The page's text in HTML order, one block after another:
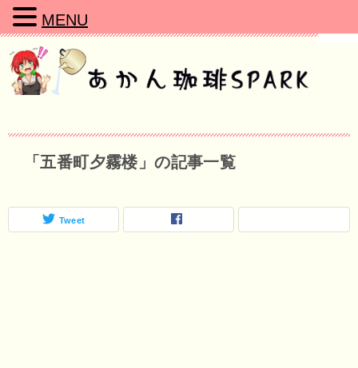
「五番町夕霧楼」の記事一覧
Tweet
MENU